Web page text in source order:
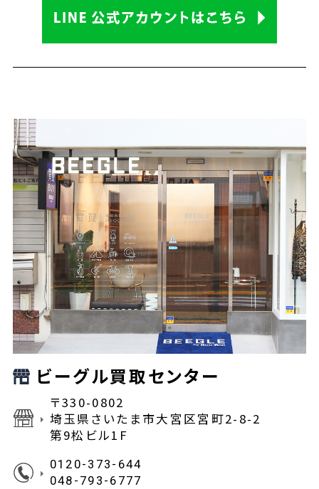
ビーグル買取センター
〒330-0802
埼玉県さいたま市大宮区宮町2-8-2
第9松ビル1F
0120-373-644
048-793-6777